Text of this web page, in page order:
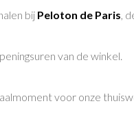
bij Peloton de Paris ,
van de winkel.
voor onze